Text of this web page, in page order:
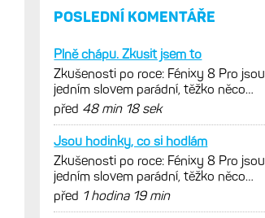
POSLEDNÍ KOMENTÁŘE
Plně chápu. Zkusit jsem to
Zkušenosti po roce: Fénixy 8 Pro jsou
jedním slovem parádní, těžko něco
vytknout. Ale ta nositelnost
před 48 min 18 sek
Jsou hodinky, co si hodlám
Zkušenosti po roce: Fénixy 8 Pro jsou
jedním slovem parádní, těžko něco
vytknout. Ale ta nositelnost
před 1 hodina 19 min